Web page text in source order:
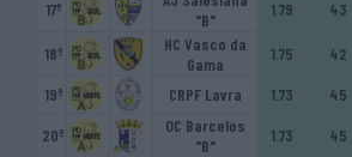
17º
"B"
1.79 43
18º
HC Vasco da
Gama
1.75 42
19º
CRPF Lavra 1.73 45
20º
OC Barcelos
"B"
1.73 45